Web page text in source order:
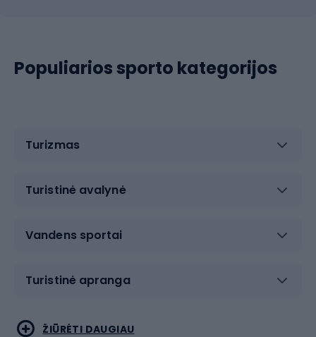
Populiarios sporto kategorijos
Turizmas
Turistinė avalynė
Vandens sportai
Turistinė apranga
Bėgimas
Koviniai sportai
ŽIŪRĖTI DAUGIAU